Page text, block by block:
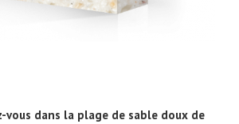
vous dans la plage de sable doux de